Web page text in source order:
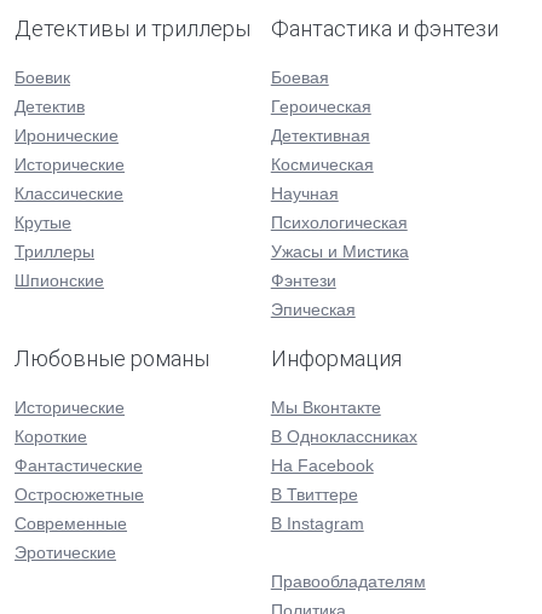
Детективы и триллеры
Боевик
Детектив
Иронические
Исторические
Классические
Крутые
Триллеры
Шпионские
Фантастика и фэнтези
Боевая
Героическая
Детективная
Космическая
Научная
Психологическая
Ужасы и Мистика
Фэнтези
Эпическая
Любовные романы
Исторические
Короткие
Фантастические
Остросюжетные
Современные
Эротические
Информация
Мы Вконтакте
В Одноклассниках
На Facebook
В Твиттере
В Instagram
Правообладателям